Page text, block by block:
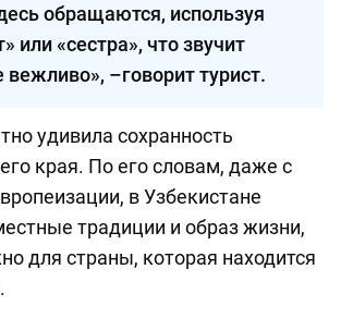
обращаются, используя
или «сестра», что звучит
–говорит турист.
удивила сохранность
края. По его словам, даже с
в Узбекистане
традиции и образ жизни,
для страны, которая находится